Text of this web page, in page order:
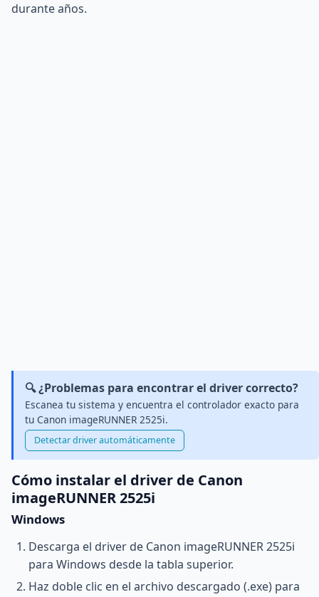
durante años.
🔍 ¿Problemas para encontrar el driver correcto?
Escanea tu sistema y encuentra el controlador exacto para
tu Canon imageRUNNER 2525i.
Detectar driver automáticamente
Cómo instalar el driver de Canon
imageRUNNER 2525i
Windows
Descarga el driver de Canon imageRUNNER 2525i
para Windows desde la tabla superior.
Haz doble clic en el archivo descargado (.exe) para